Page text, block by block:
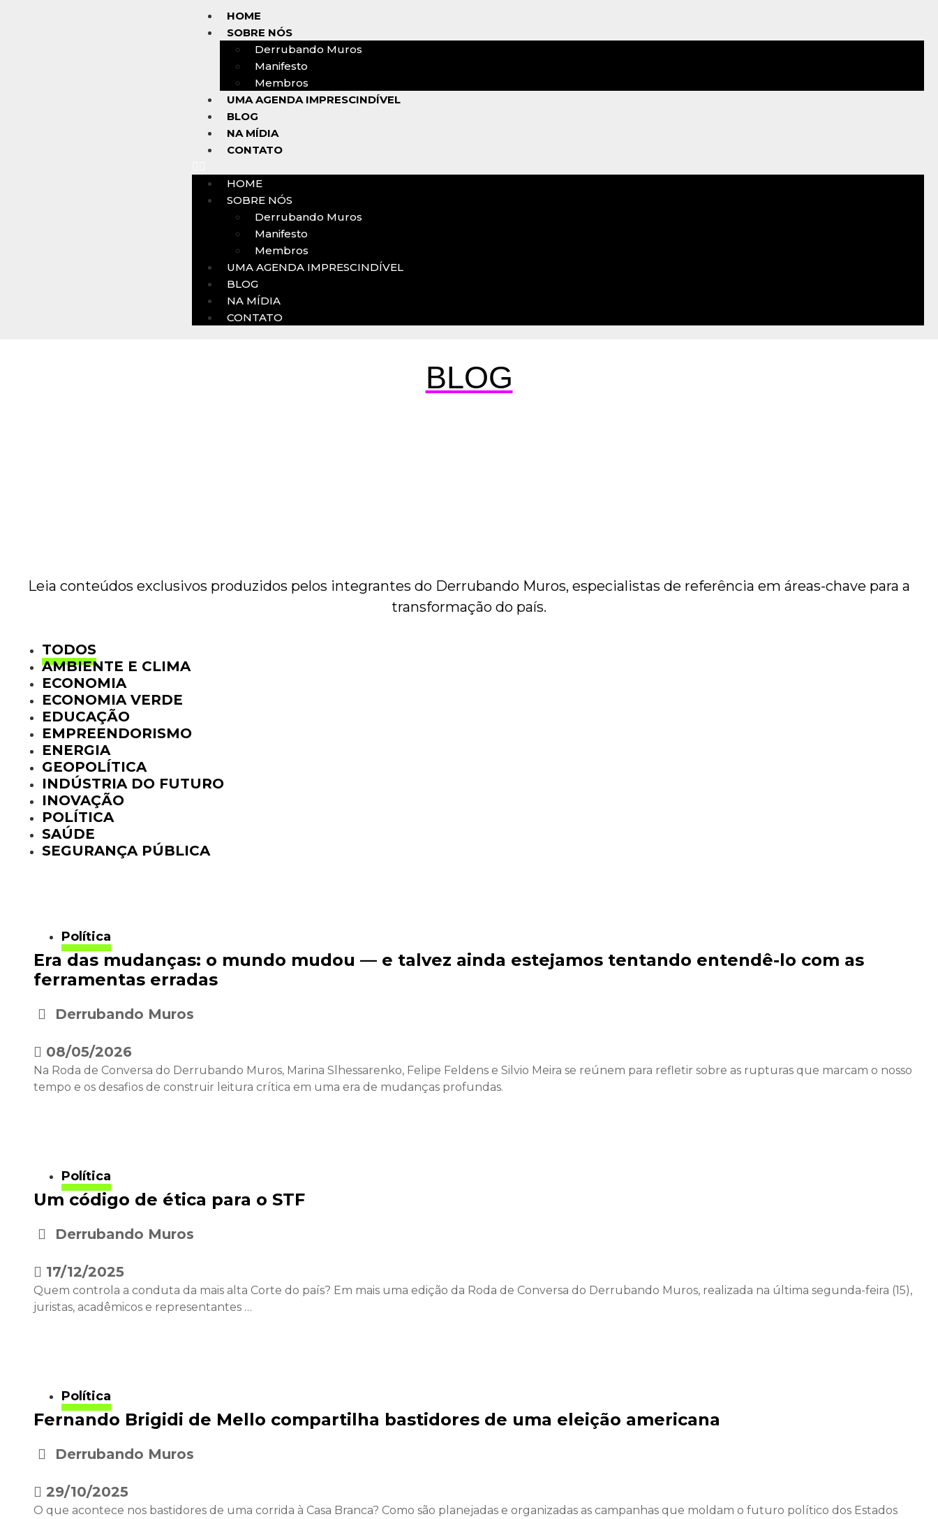
HOME
SOBRE NÓS
Derrubando Muros
Manifesto
Membros
UMA AGENDA IMPRESCINDÍVEL
BLOG
NA MÍDIA
CONTATO
HOME
SOBRE NÓS
Derrubando Muros
Manifesto
Membros
UMA AGENDA IMPRESCINDÍVEL
BLOG
NA MÍDIA
CONTATO
BLOG
Leia conteúdos exclusivos produzidos pelos integrantes do Derrubando Muros, especialistas de referência em áreas-chave para a
transformação do país.
TODOS
AMBIENTE E CLIMA
ECONOMIA
ECONOMIA VERDE
EDUCAÇÃO
EMPREENDORISMO
ENERGIA
GEOPOLÍTICA
INDÚSTRIA DO FUTURO
INOVAÇÃO
POLÍTICA
SAÚDE
SEGURANÇA PÚBLICA
Política
Era das mudanças: o mundo mudou — e talvez ainda estejamos tentando entendê-lo com as
ferramentas erradas
Derrubando Muros
08/05/2026
Na Roda de Conversa do Derrubando Muros, Marina Slhessarenko, Felipe Feldens e Silvio Meira se reúnem para refletir sobre as rupturas que marcam o nosso
tempo e os desafios de construir leitura crítica em uma era de mudanças profundas.
Política
Um código de ética para o STF
Derrubando Muros
17/12/2025
Quem controla a conduta da mais alta Corte do país? Em mais uma edição da Roda de Conversa do Derrubando Muros, realizada na última segunda-feira (15),
juristas, acadêmicos e representantes …
Política
Fernando Brigidi de Mello compartilha bastidores de uma eleição americana
Derrubando Muros
29/10/2025
O que acontece nos bastidores de uma corrida à Casa Branca? Como são planejadas e organizadas as campanhas que moldam o futuro político dos Estados